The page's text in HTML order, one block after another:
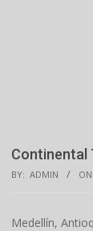
Continental
BY: ADMIN ON:
Medellín,